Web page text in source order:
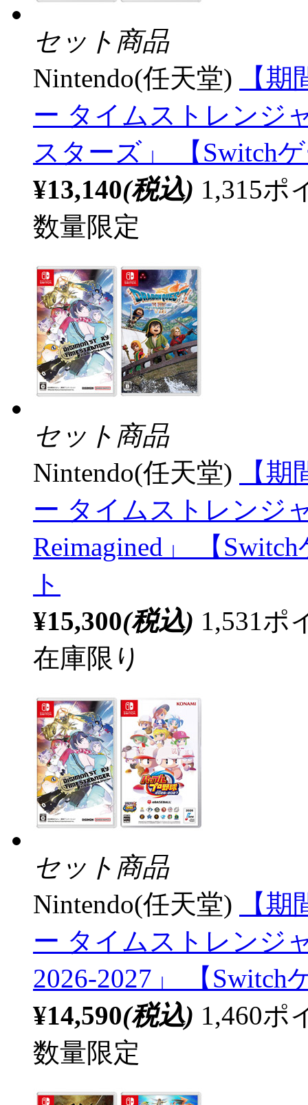
セット商品
Nintendo(任天堂)
【
ー タイムストレンジ
スターズ」 【Switch
¥13,140(税込) 1,315ポ
数量限定
セット商品
Nintendo(任天堂)
【
ー タイムストレンジ
Reimagined」 【
ト
¥15,300(税込) 1,531ポ
在庫限り
セット商品
Nintendo(任天堂)
【
ー タイムストレンジ
2026-2027」 【
¥14,590(税込) 1,460ポ
数量限定